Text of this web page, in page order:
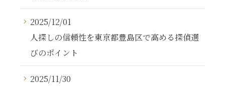
2025/12/01
人探しの信頼性を東京都豊島区で高める探偵選
びのポイント
2025/11/30